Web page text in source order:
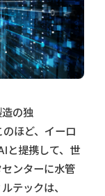
の独
ほど、イーロ
と提携して、世
ンターに水管
テックは、